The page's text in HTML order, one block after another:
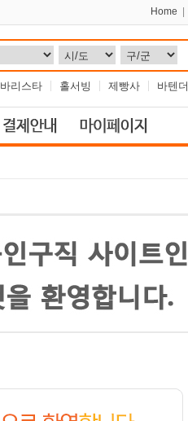
Home
바리스타 홀서빙 제빵사 바텐더